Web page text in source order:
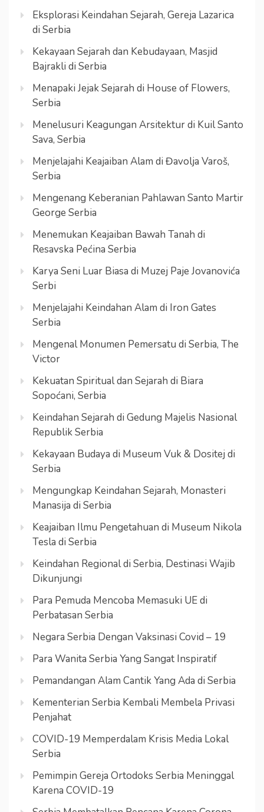
Eksplorasi Keindahan Sejarah, Gereja Lazarica
di Serbia
Kekayaan Sejarah dan Kebudayaan, Masjid
Bajrakli di Serbia
Menapaki Jejak Sejarah di House of Flowers,
Serbia
Menelusuri Keagungan Arsitektur di Kuil Santo
Sava, Serbia
Menjelajahi Keajaiban Alam di Đavolja Varoš,
Serbia
Mengenang Keberanian Pahlawan Santo Martir
George Serbia
Menemukan Keajaiban Bawah Tanah di
Resavska Pećina Serbia
Karya Seni Luar Biasa di Muzej Paje Jovanovića
Serbi
Menjelajahi Keindahan Alam di Iron Gates
Serbia
Mengenal Monumen Pemersatu di Serbia, The
Victor
Kekuatan Spiritual dan Sejarah di Biara
Sopoćani, Serbia
Keindahan Sejarah di Gedung Majelis Nasional
Republik Serbia
Kekayaan Budaya di Museum Vuk & Dositej di
Serbia
Mengungkap Keindahan Sejarah, Monasteri
Manasija di Serbia
Keajaiban Ilmu Pengetahuan di Museum Nikola
Tesla di Serbia
Keindahan Regional di Serbia, Destinasi Wajib
Dikunjungi
Para Pemuda Mencoba Memasuki UE di
Perbatasan Serbia
Negara Serbia Dengan Vaksinasi Covid – 19
Para Wanita Serbia Yang Sangat Inspiratif
Pemandangan Alam Cantik Yang Ada di Serbia
Kementerian Serbia Kembali Membela Privasi
Penjahat
COVID-19 Memperdalam Krisis Media Lokal
Serbia
Pemimpin Gereja Ortodoks Serbia Meninggal
Karena COVID-19